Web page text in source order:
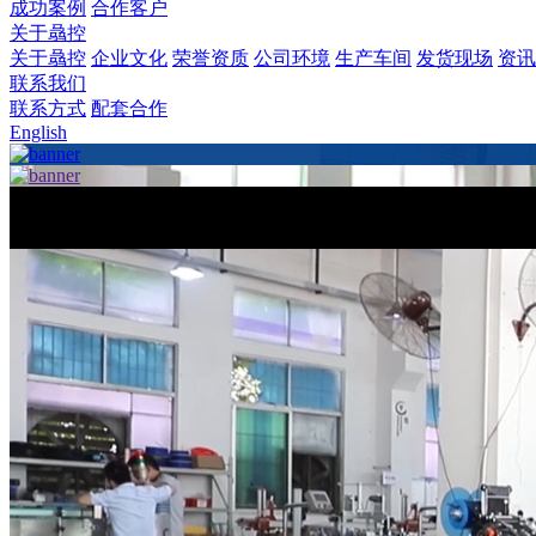
成功案例 合作客户
关于骉控
关于骉控 企业文化 荣誉资质 公司环境 生产车间 发货现场 资
联系我们
联系方式 配套合作
English